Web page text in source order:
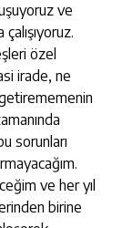
ve
özel
irade, ne
sorunları
ve her yıl
birine